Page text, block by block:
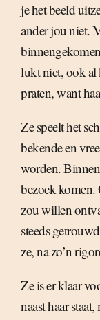
je het beeld
ander jou niet.
lukt niet, ook al
praten, want
Ze speelt het
bekende en
worden.
bezoek komen.
zou willen
steeds
ze, na zo’n
Ze is er klaar
naast haar